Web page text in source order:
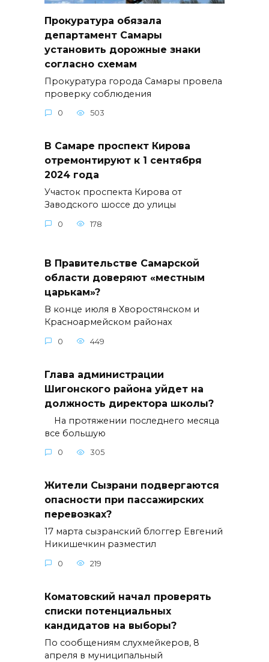
Прокуратура обязала
департамент Самары
установить дорожные знаки
согласно схемам
Прокуратура города Самары провела
проверку соблюдения
0 503
В Самаре проспект Кирова
отремонтируют к 1 сентября
2024 года
Участок проспекта Кирова от
Заводского шоссе до улицы
0 178
В Правительстве Самарской
области доверяют «местным
царькам»?
В конце июля в Хворостянском и
Красноармейском районах
0 449
Глава администрации
Шигонского района уйдет на
должность директора школы?
На протяжении последнего месяца
все большую
0 305
Жители Сызрани подвергаются
опасности при пассажирских
перевозках?
17 марта сызранский блоггер Евгений
Никишечкин разместил
0 219
Коматовский начал проверять
списки потенциальных
кандидатов на выборы?
По сообщениям слухмейкеров, 8
апреля в муниципальный